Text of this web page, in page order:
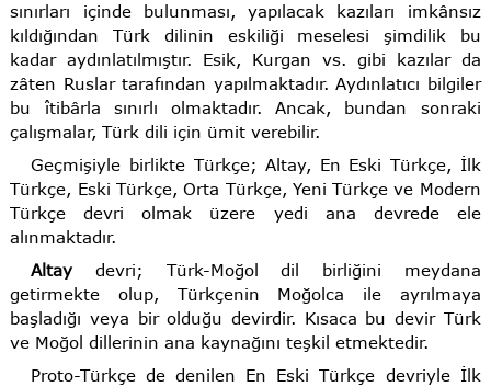
sınırları içinde bulunması, yapılacak kazıları imkânsız
kıldığından Türk dilinin eskiliği meselesi şimdilik bu
kadar aydınlatılmıştır. Esik, Kurgan vs. gibi kazılar da
zâten Ruslar tarafından yapılmaktadır. Aydınlatıcı bilgiler
bu îtibârla sınırlı olmaktadır. Ancak, bundan sonraki
çalışmalar, Türk dili için ümit verebilir.
Geçmişiyle birlikte Türkçe; Altay, En Eski Türkçe, İlk
Türkçe, Eski Türkçe, Orta Türkçe, Yeni Türkçe ve Modern
Türkçe devri olmak üzere yedi ana devrede ele
alınmaktadır.
Altaydevri; Türk-Moğol dil birliğini meydana
getirmekte olup, Türkçenin Moğolca ile ayrılmaya
başladığı veya bir olduğu devirdir. Kısaca bu devir Türk
ve Moğol dillerinin ana kaynağını teşkil etmektedir.
Proto-Türkçe de denilen En Eski Türkçe devriyle İlk